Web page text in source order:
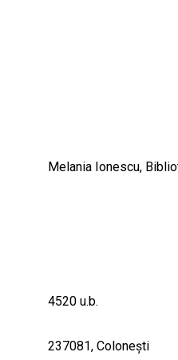
Melania Ionescu,
4520 u.b.
237081, Coloneşti